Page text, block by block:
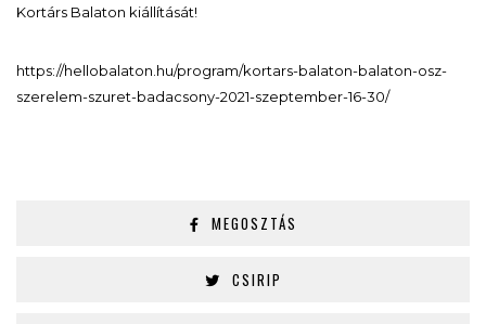
Kortárs Balaton kiállítását!
https://hellobalaton.hu/program/kortars-balaton-balaton-osz-
szerelem-szuret-badacsony-2021-szeptember-16-30/
MEGOSZTÁS
CSIRIP